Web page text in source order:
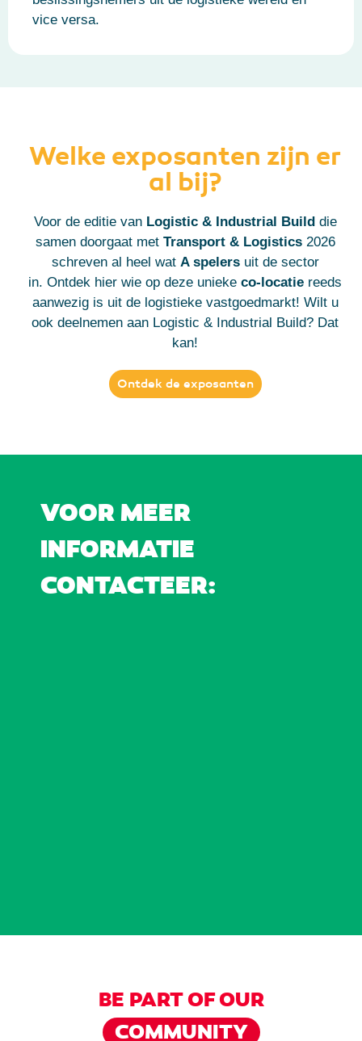
vice versa.
Welke exposanten zijn er
al bij?
Voor de editie van Logistic & Industrial Builddie
samen doorgaat met Transport & Logistics2026
schreven al heel wat A spelersuit de sector
in. Ontdek hier wie op deze unieke co-locatie reeds
aanwezig is uit de logistieke vastgoedmarkt! Wilt u
ook deelnemen aan Logistic & Industrial Build? Dat
kan!
Ontdek de exposanten
VOOR MEER
INFORMATIE
CONTACTEER:
BE PART OF OUR
COMMUNITY